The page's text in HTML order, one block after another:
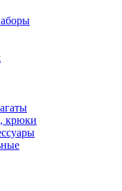
крюки